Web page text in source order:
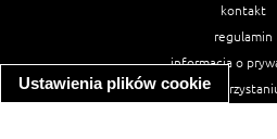
Ustawienia plików cookie
kontakt
regulamin
informacja o
informacja o